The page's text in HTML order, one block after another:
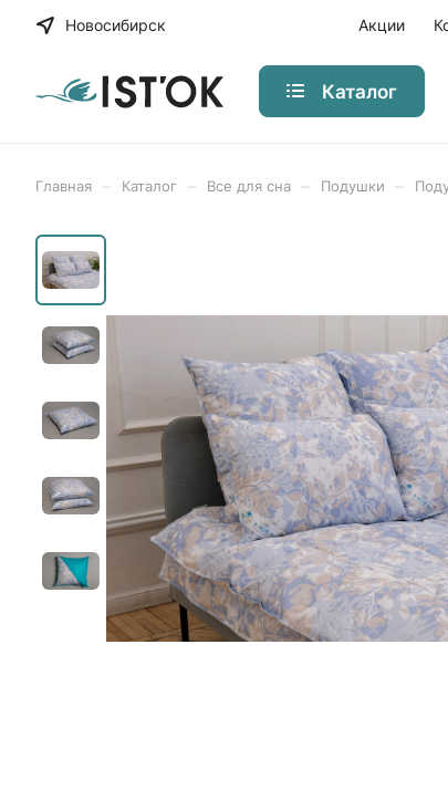
Новосибирск Акции
Каталог
Главная Каталог Все для сна Подушки